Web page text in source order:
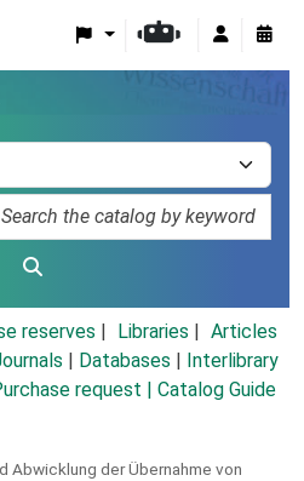
reserves Libraries
Articles
Databases
Interlibrary
request | Catalog Guide
Abwicklung der Übernahme von